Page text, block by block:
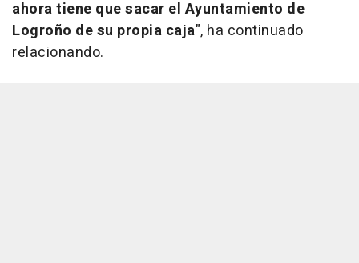
ahora tiene que sacar el Ayuntamiento de
Logroño de su propia caja", ha continuado
relacionando.